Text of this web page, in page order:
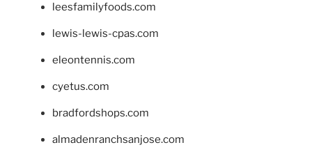
leesfamilyfoods.com
lewis-lewis-cpas.com
eleontennis.com
cyetus.com
bradfordshops.com
almadenranchsanjose.com